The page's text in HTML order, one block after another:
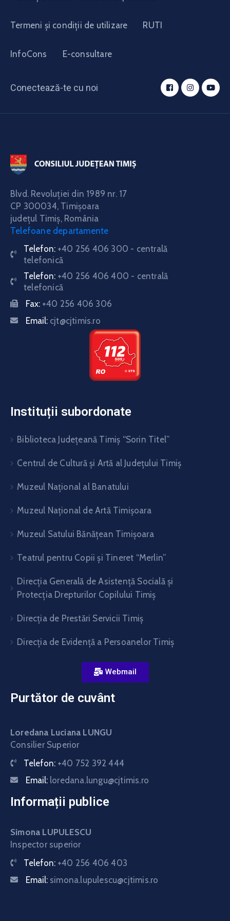
Termeni și condiții de utilizare RUTI
InfoCons E-consultare
Conectează-te cu noi
Blvd. Revoluţiei din 1989 nr. 17
CP 300034, Timişoara
judeţul Timiş, România
Telefoane departamente
Telefon: +40 256 406 300 - centrală
telefonică
Telefon: +40 256 406 400 - centrală
telefonică
Fax: +40 256 406 306
Email: cjt@cjtimis.ro
Instituții subordonate
Biblioteca Judeţeană Timiş “Sorin Titel”
Centrul de Cultură şi Artă al Judeţului Timiş
Muzeul Național al Banatului
Muzeul Național de Artă Timişoara
Muzeul Satului Bănăţean Timişoara
Teatrul pentru Copii şi Tineret “Merlin”
Direcția Generală de Asistență Socială și
Protecția Drepturilor Copilului Timiș
Direcţia de Prestări Servicii Timiş
Direcţia de Evidenţă a Persoanelor Timiş
Webmail
Purtător de cuvânt
Loredana Luciana LUNGU
Consilier Superior
Telefon: +40 752 392 444
Email: loredana.lungu@cjtimis.ro
Informații publice
Simona LUPULESCU
Inspector superior
Telefon: +40 256 406 403
Email: simona.lupulescu@cjtimis.ro